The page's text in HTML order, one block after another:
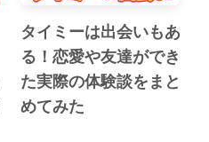
タイミーは出会いもあ
る！恋愛や友達ができ
た実際の体験談をまと
めてみた